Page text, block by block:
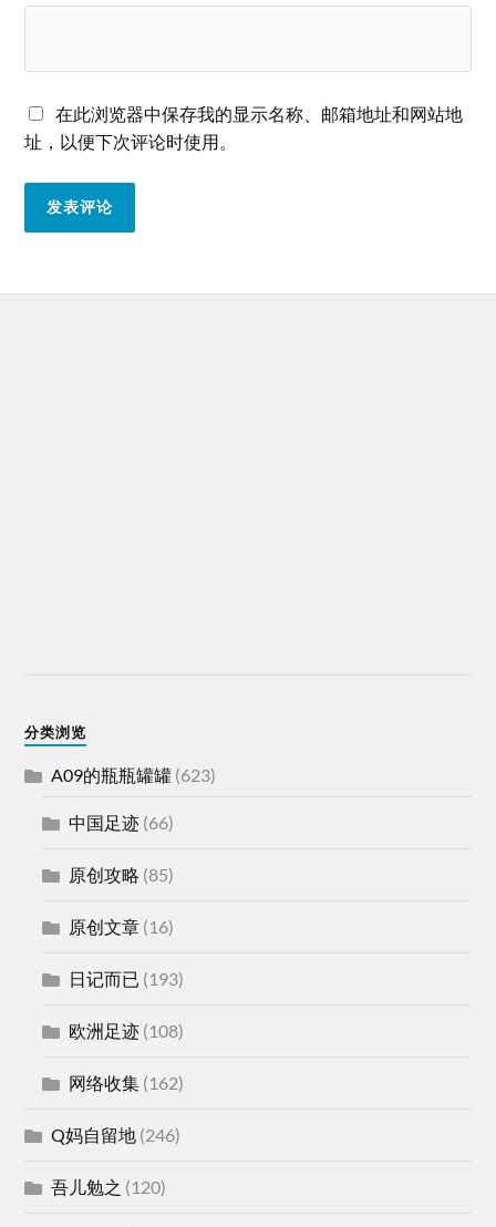
在此浏览器中保存我的显示名称、邮箱地址和网站地
址，以便下次评论时使用。
分类浏览
A09的瓶瓶罐罐 (623)
中国足迹 (66)
原创攻略 (85)
原创文章 (16)
日记而已 (193)
欧洲足迹 (108)
网络收集 (162)
Q妈自留地 (246)
吾儿勉之 (120)